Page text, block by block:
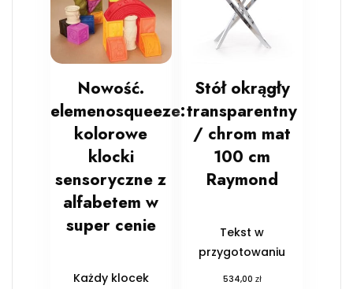
Nowość.
elemenosqueeze:
kolorowe
klocki
sensoryczne z
alfabetem w
super cenie
Każdy klocek
Stół okrągły
transparentny
/ chrom mat
100 cm
Raymond
Tekst w
przygotowaniu
534,00 zł